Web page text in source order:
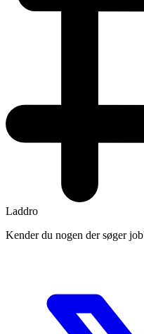
Laddro
Kender du nogen der søger